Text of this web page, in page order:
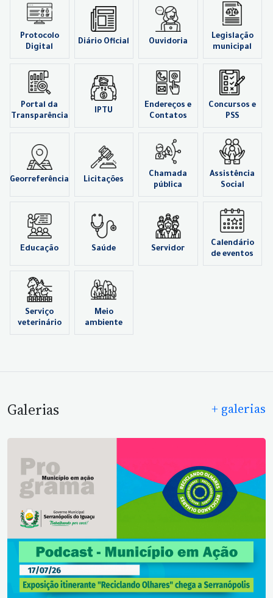
Protocolo
Digital
Diário Oficial Ouvidoria
Legislação
municipal
Portal da
Transparência
IPTU
Endereços e
Contatos
Concursos e
PSS
Georreferência Licitações
Chamada
pública
Assistência
Social
Educação Saúde Servidor
Calendário
de eventos
Serviço
veterinário
Meio
ambiente
Galerias + galerias